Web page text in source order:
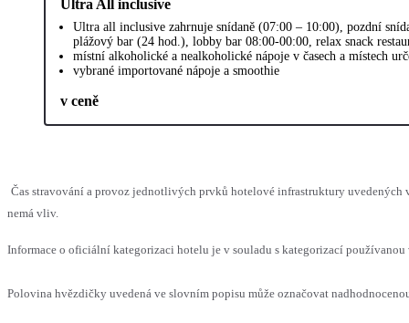
Ultra All inclusive
Ultra all inclusive zahrnuje snídaně (07:00 – 10:00), pozdní
plážový bar (24 hod.), lobby bar 08:00-00:00, relax snack
místní alkoholické a nealkoholické nápoje v časech a místech
vybrané importované nápoje a smoothie
v ceně
Čas stravování a provoz jednotlivých prvků hotelové infrastruktury uvedených
nemá vliv.
Informace o oficiální kategorizaci hotelu je v souladu s kategorizací
Polovina hvězdičky uvedená ve slovním popisu může označovat